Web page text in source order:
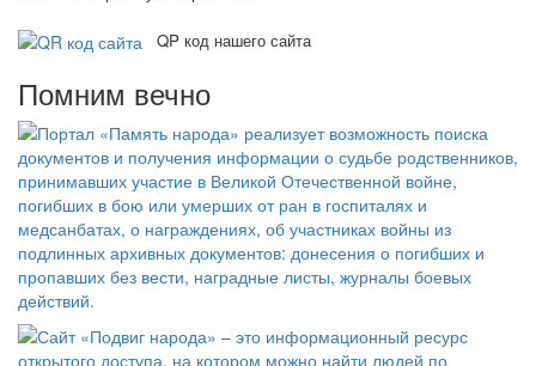
QP код нашего сайта
Помним вечно